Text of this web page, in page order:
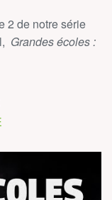
2 de notre série
Grandes écoles :